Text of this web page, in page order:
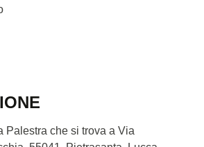
Palestra che si trova a Via